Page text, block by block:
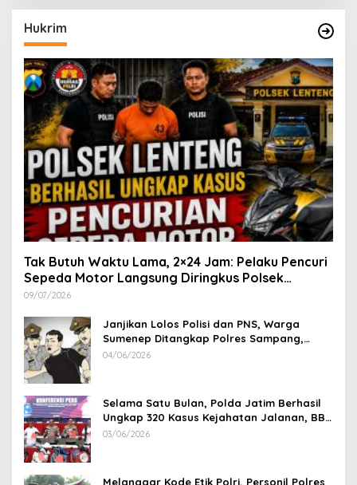
Hukrim
Tak Butuh Waktu Lama, 2×24 Jam: Pelaku Pencuri
Sepeda Motor Langsung Diringkus Polsek
Lenteng di Wilayah Manding
09/07/2026
Janjikan Lolos Polisi dan PNS, Warga
Sumenep Ditangkap Polres Sampang,
Korban Rugi Rp 600 juta
04/06/2026
Selama Satu Bulan, Polda Jatim Berhasil
Ungkap 320 Kasus Kejahatan Jalanan, BB
100 Sepeda Motor dan 12 Mobil Diamankan
03/06/2026
Melanggar Kode Etik Polri, Personil Polres